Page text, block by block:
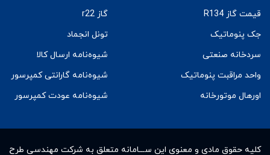
قیمت گاز R134
جک پنوماتیک
سردخانه صنعتی
واحد مراقبت پنوماتیک
اورهال موتورخانه
گاز r22
تونل انجماد
شیوه‌نامه ارسال کالا
شیوه‌نامه گارانتی کمپرسور
شیوه‌نامه عودت کمپرسور
کلیه حقوق مادى و معنوى این ســـامانه متعلق به شرکت مهندسی طرح